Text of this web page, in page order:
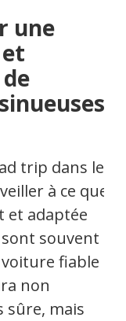
une
trip dans les
à ce que
et adaptée
souvent
fiable
non
sûre, mais